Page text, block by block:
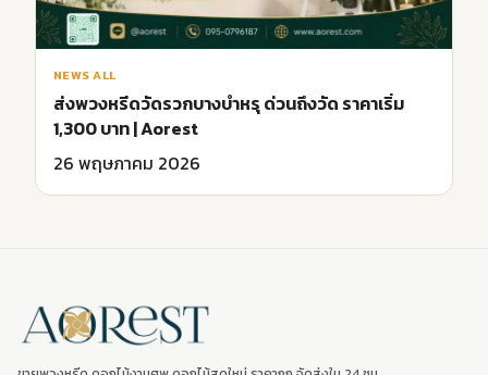
NEWS ALL
ส่งพวงหรีดวัดรวกบางบำหรุ ด่วนถึงวัด ราคาเริ่ม
1,300 บาท | Aorest
26 พฤษภาคม 2026